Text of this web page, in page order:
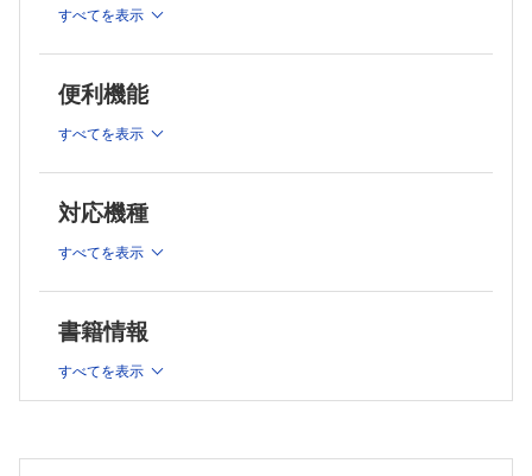
神澤 輝実ほか
上羽 悟史
腸内細菌叢と炎症・癌～肝・胆・膵病態への影響～
慢性炎症と胆膵癌
発の試み
グ
体細胞変異と PD-1による T細胞の制御
柿本 義也ほか
すべてを表示
便利機能
すべてを表示
対応機種
すべてを表示
書籍情報
すべてを表示